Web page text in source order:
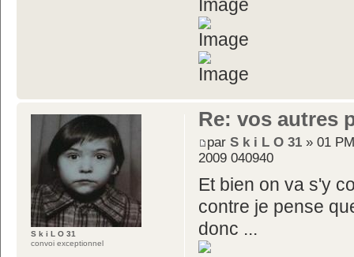
Re: vos autres
parS k i L O 31 » 01
2009 040940
Et bien on va s'y
contre je pense
donc ...
S k i L O 31
convoi exceptionnel